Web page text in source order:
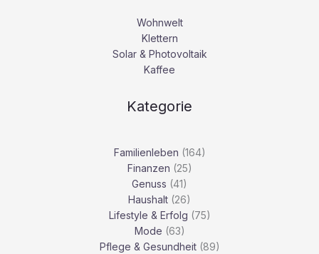
Wohnwelt
Klettern
Solar & Photovoltaik
Kaffee
Kategorie
Familienleben (164)
Finanzen (25)
Genuss (41)
Haushalt (26)
Lifestyle & Erfolg (75)
Mode (63)
Pflege & Gesundheit(89)